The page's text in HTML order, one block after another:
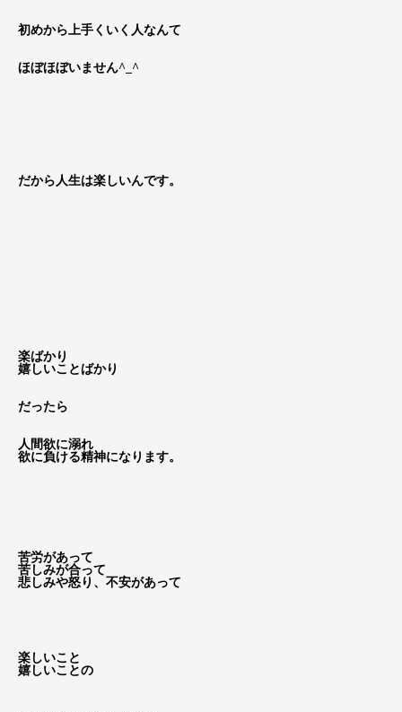
初めから上手くいく人なんて
ほぼほぼいません^_^
だから人生は楽しいんです。
楽ばかり
嬉しいことばかり
だったら
人間欲に溺れ
欲に負ける精神になります。
苦労があって
苦しみが合って
悲しみや怒り、不安があって
楽しいこと
嬉しいことの